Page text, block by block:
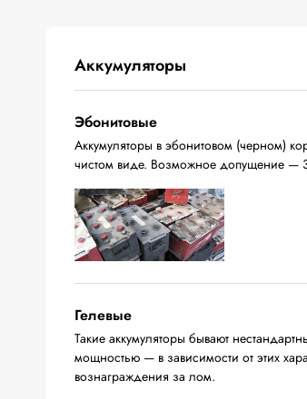
Аккумуляторы
Эбонитовые
Аккумуляторы в эбонитовом (черном)
чистом виде. Возможное допущение —
Гелевые
Такие аккумуляторы бывают
мощностью — в зависимости от этих
вознаграждения за лом.